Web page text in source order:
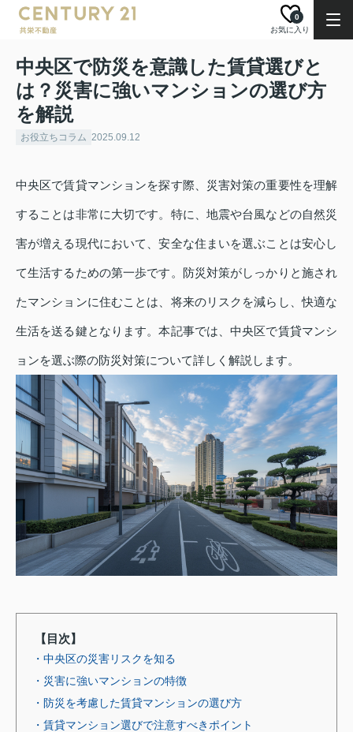
お気に入り
0
中央区で防災を意識した賃貸選びと
は？災害に強いマンションの選び方
を解説
お役立ちコラム 2025.09.12
中央区で賃貸マンションを探す際、災害対策の重要性を理解
することは非常に大切です。特に、地震や台風などの自然災
害が増える現代において、安全な住まいを選ぶことは安心し
て生活するための第一歩です。防災対策がしっかりと施され
たマンションに住むことは、将来のリスクを減らし、快適な
生活を送る鍵となります。本記事では、中央区で賃貸マンシ
ョンを選ぶ際の防災対策について詳しく解説します。
【目次】
・中央区の災害リスクを知る
・災害に強いマンションの特徴
・防災を考慮した賃貸マンションの選び方
・賃貸マンション選びで注意すべきポイント